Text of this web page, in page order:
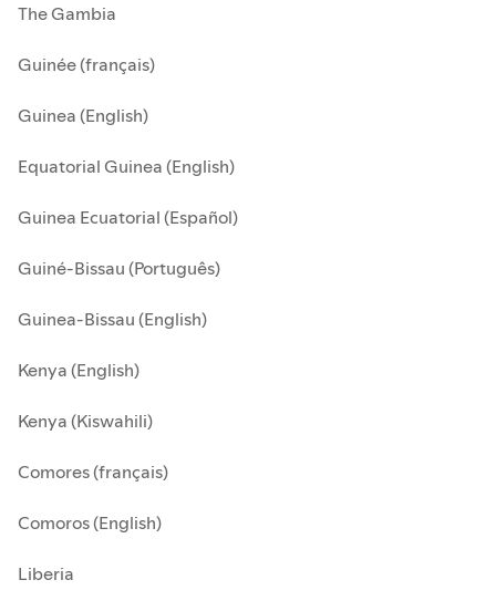
The Gambia
Guinée (français)
Guinea (English)
Equatorial Guinea (English)
Guinea Ecuatorial (Español)
Guiné-Bissau (Português)
Guinea-Bissau (English)
Kenya (English)
Kenya (Kiswahili)
Comores (français)
Comoros (English)
Liberia